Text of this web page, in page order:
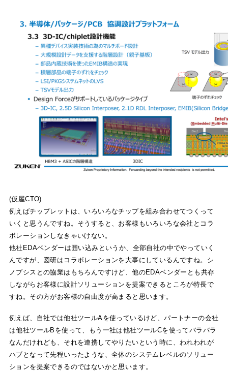
(仮屋CTO)
例えばチップレットは、いろいろなチップを組み合わせてつくって
いくと思うんですね。そうすると、お客様もいろいろな会社とコラ
ボレーションしなきゃいけない。
他社EDAベンダーは囲い込みというか、全部自社の中でやっていく
んですが、図研はコラボレーションを大事にしているんですね。シ
ノプシスとの協業はもちろんですけど、他のEDAベンダーとも共存
しながらお客様に設計ソリューションを提案できるところが特長で
すね。その方がお客様の自由度が高まると思います。
例えば、自社では他社ツールAを使っているけど、パートナーの会社
は他社ツールBを使って、もう一社は他社ツールCを使ってバラバラ
なんだけれども、それを連携してやりたいという時に、われわれが
ハブとなって先程いったような、全体のシステムレベルのソリュー
ションを提案できるのではないかと思います。